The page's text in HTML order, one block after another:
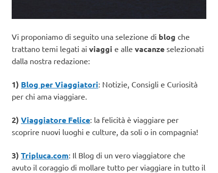
Vi proponiamo di seguito una selezione di blog che
trattano temi legati ai viaggi e alle vacanze selezionati
dalla nostra redazione:
1) Blog per Viaggiatori: Notizie, Consigli e Curiosità
per chi ama viaggiare.
2) Viaggiatore Felice: la felicità è viaggiare per
scoprire nuovi luoghi e culture, da soli o in compagnia!
3) Tripluca.com: Il Blog di un vero viaggiatore che
avuto il coraggio di mollare tutto per viaggiare in tutto il